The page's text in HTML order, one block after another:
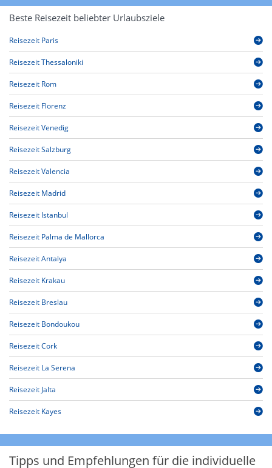
Beste Reisezeit beliebter Urlaubsziele
Reisezeit Paris
Reisezeit Thessaloniki
Reisezeit Rom
Reisezeit Florenz
Reisezeit Venedig
Reisezeit Salzburg
Reisezeit Valencia
Reisezeit Madrid
Reisezeit Istanbul
Reisezeit Palma de Mallorca
Reisezeit Antalya
Reisezeit Krakau
Reisezeit Breslau
Reisezeit Bondoukou
Reisezeit Cork
Reisezeit La Serena
Reisezeit Jalta
Reisezeit Kayes
Tipps und Empfehlungen für die individuelle